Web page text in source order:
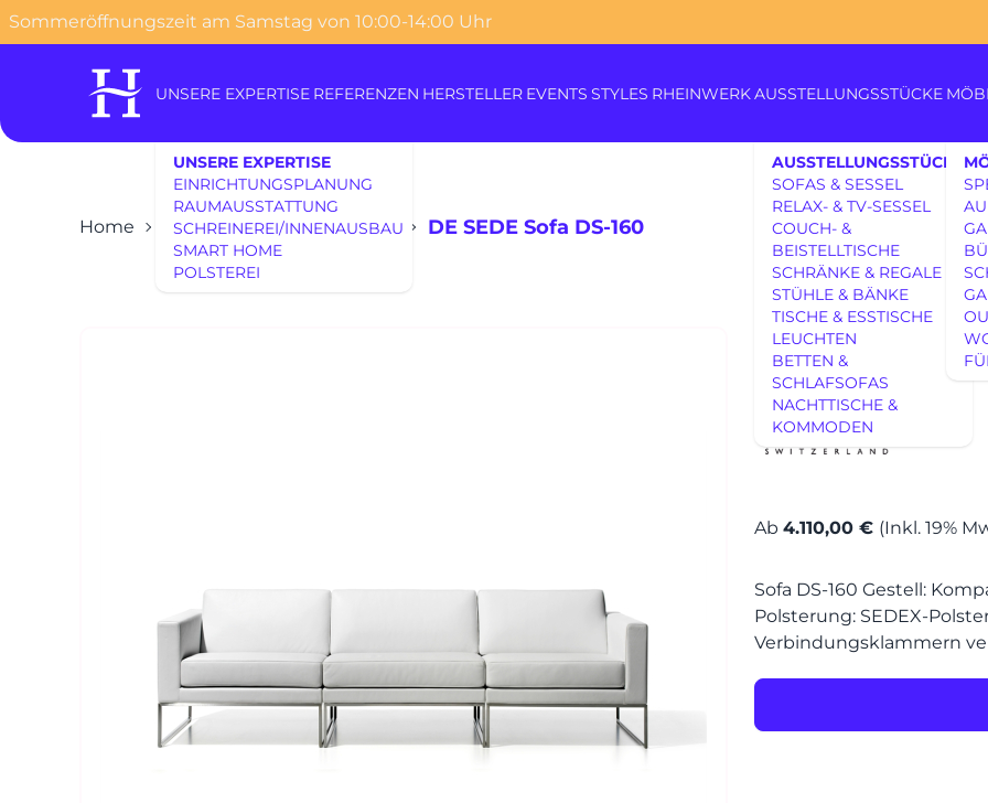
content
Sommeröffnungszeit am Samstag von 10:00-14:00 Uhr
UNSERE EXPERTISE
UNSERE EXPERTISE
EINRICHTUNGSPLANUNG
RAUMAUSSTATTUNG
SCHREINEREI/INNENAUSBAU
SMART HOME
POLSTEREI
REFERENZEN HERSTELLER EVENTS STYLES RHEINWERKAUSSTELLUNGSSTÜCKE
AUSSTELLUNGSSTÜCKE
SOFAS & SESSEL
RELAX- & TV-SESSEL
COUCH- &
BEISTELLTISCHE
SCHRÄNKE & REGALE
STÜHLE & BÄNKE
TISCHE & ESSTISCHE
LEUCHTEN
BETTEN &
SCHLAFSOFAS
NACHTTISCHE &
KOMMODEN
UNSERE EXPERTISE
UNSERE EXPERTISE
HERSTELLER
EVENTS
RHEINWERK
AUSSTELLUNGSSTÜCKE
AUSSTELLUNGSSTÜCKE
MÖBEL
MÖBEL
Home Möbel Wohnen Sofas DE SEDE Sofa DS-160
DE SEDE
Ab 4.110,00 € (Inkl. 19%
Sofa DS-160 Gestell:
Polsterung: SEDEX-
Verbindungsklammern
Königswinterer Str. 319
53639 Königswinter-
0 22 23 - 91 89 0
Di.-Fr. 10-18 Uhr
Sa. 10-17 Uhr
Montag geschlossen